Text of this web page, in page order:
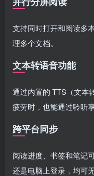
支持同时打开和阅读多
理多个文档。
文本转语音功能
通过内置的 TTS（文本
疲劳时，也能通过聆听
跨平台同步
阅读进度、书签和笔记
还是电脑上登录，均可无